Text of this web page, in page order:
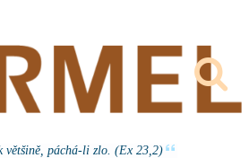
většině, páchá-li zlo. (Ex 23,2)